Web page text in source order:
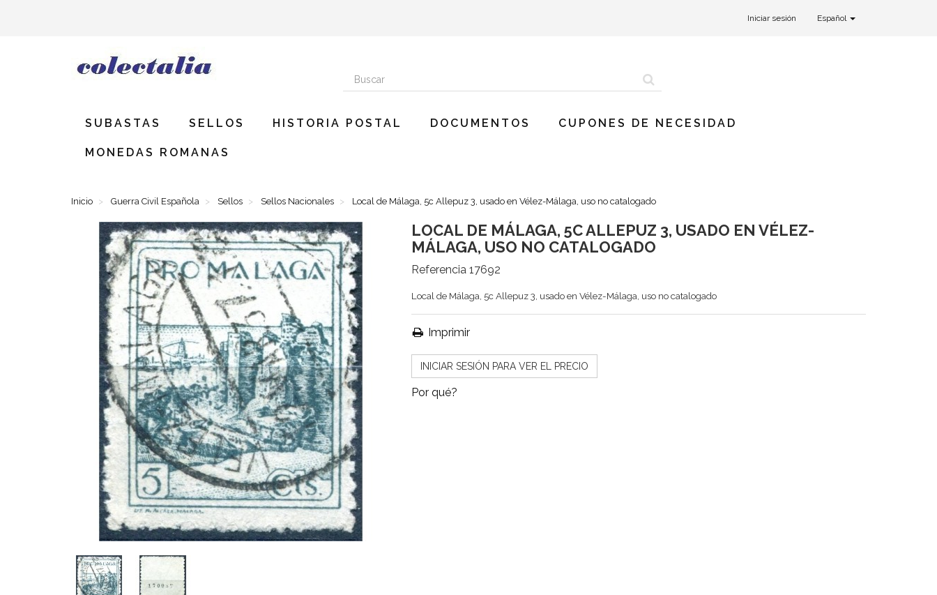
Iniciar sesión Español
SUBASTAS SELLOS HISTORIA POSTAL DOCUMENTOS CUPONES DE NECESIDAD
MONEDAS ROMANAS
Inicio Guerra Civil Española Sellos Sellos Nacionales Local de Málaga, 5c Allepuz 3, usado en Vélez-Málaga, uso no catalogado
LOCAL DE MÁLAGA, 5C ALLEPUZ 3, USADO EN VÉLEZ-
MÁLAGA, USO NO CATALOGADO
Referencia 17692
Local de Málaga, 5c Allepuz 3, usado en Vélez-Málaga, uso no catalogado
Imprimir
INICIAR SESIÓN PARA VER EL PRECIO
Por qué?